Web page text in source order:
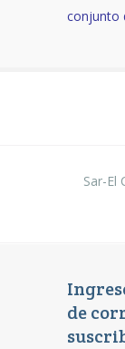
conjunto
Sar-El
de